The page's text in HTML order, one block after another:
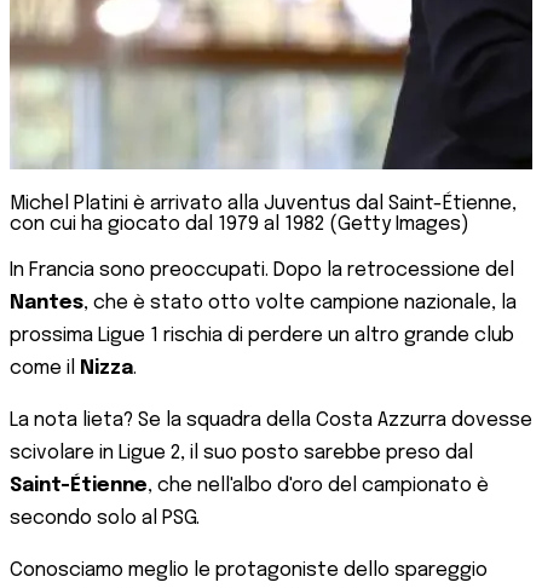
Michel Platini è arrivato alla Juventus dal Saint-Étienne,
con cui ha giocato dal 1979 al 1982 (Getty Images)
In Francia sono preoccupati. Dopo la retrocessione del
Nantes, che è stato otto volte campione nazionale, la
prossima Ligue 1 rischia di perdere un altro grande club
come il
Nizza.
La nota lieta? Se la squadra della Costa Azzurra dovesse
scivolare in Ligue 2, il suo posto sarebbe preso dal
Saint-Étienne, che nell'albo d'oro del campionato è
secondo solo al PSG.
Conosciamo meglio le protagoniste dello spareggio